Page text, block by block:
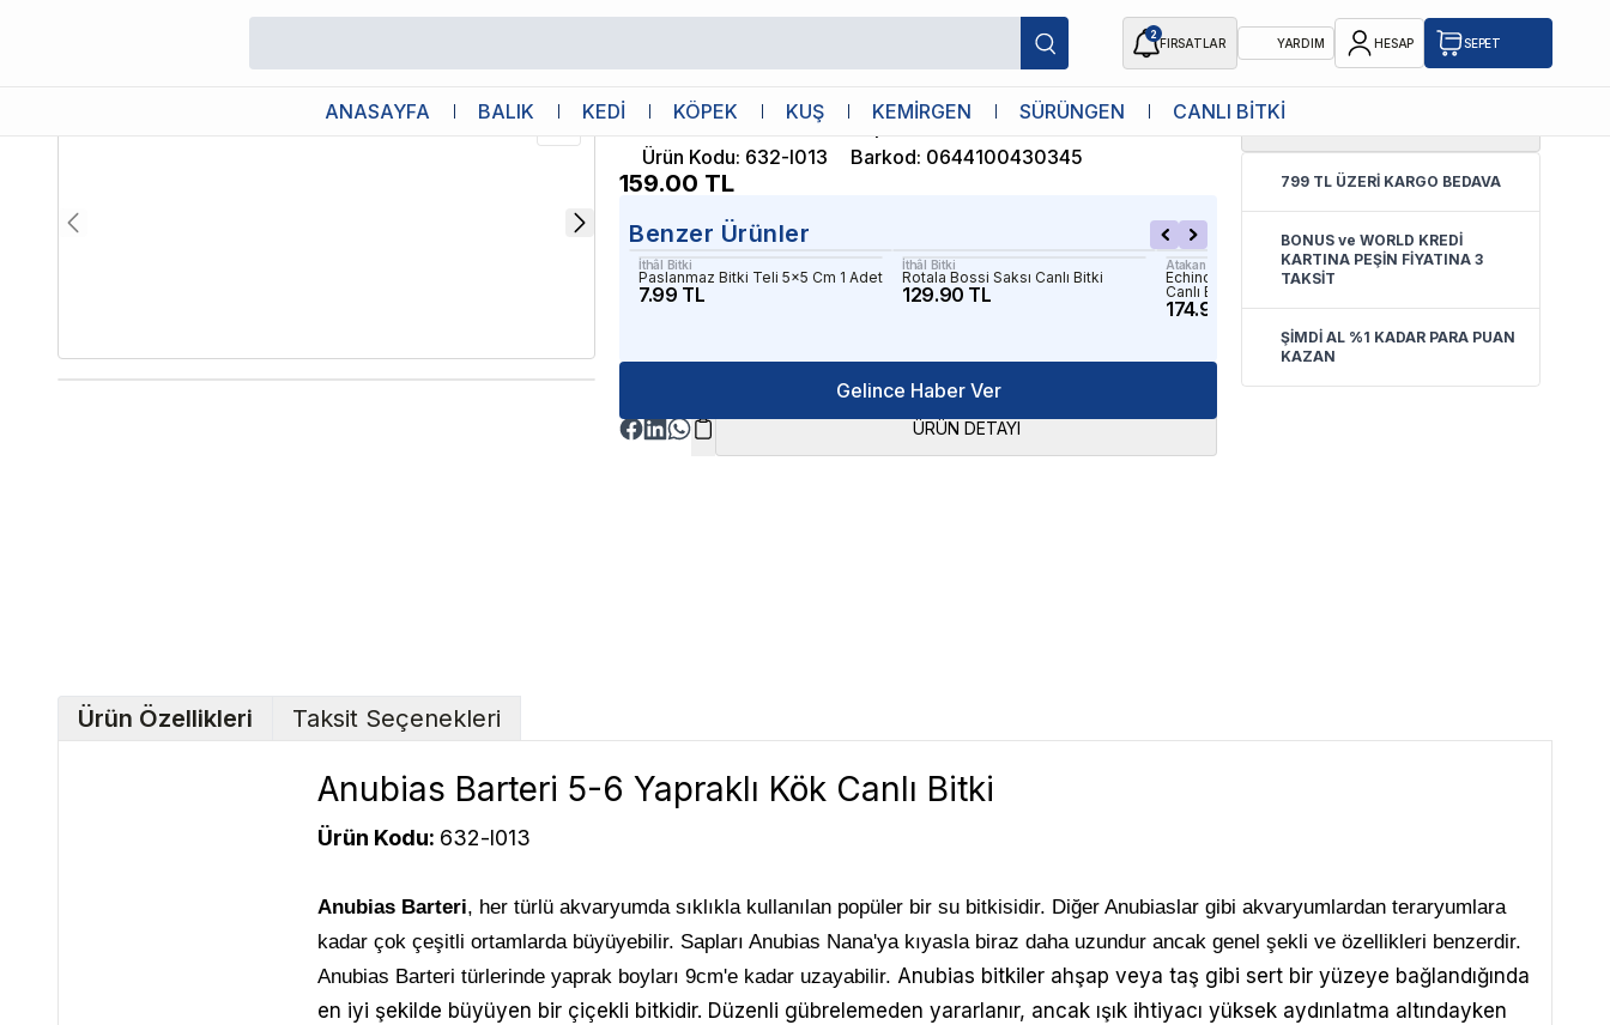
2
FIRSATLAR YARDIM HESAP SEPET
ANASAYFA BALIK KEDİ KÖPEK KUŞ KEMİRGEN SÜRÜNGEN CANLI BİTKİ
İthâl Bitki
Anubias Barteri 5-6 Yapraklı Kök Canlı Bitki
Ürün Kodu: 632-l013 Barkod: 0644100430345
159.00 TL
Benzer Ürünler
İthâl Bitki
Paslanmaz Bitki Teli 5x5 Cm 1 Adet
7.99 TL
İthâl Bitki
Rotala Bossi Saksı Canlı Bitki
129.90 TL
Atakan Petshop
Echinodorus Horemanii Red Saksı
Canlı Bitki
174.90 TL
İthâl Bitki
99.90 TL
Gelince Haber Ver
ÜRÜN DETAYI
5.0
799 TL ÜZERİ KARGO BEDAVA
BONUS ve WORLD KREDİ
KARTINA PEŞİN FİYATINA 3
TAKSİT
ŞİMDİ AL %1 KADAR PARA PUAN
KAZAN
Ürün Özellikleri Taksit Seçenekleri
Anubias Barteri 5-6 Yapraklı Kök Canlı Bitki
Ürün Kodu: 632-l013
Anubias Barteri, her türlü akvaryumda sıklıkla kullanılan popüler bir su bitkisidir. Diğer Anubiaslar gibi akvaryumlardan teraryumlara
kadar çok çeşitli ortamlarda büyüyebilir. Sapları Anubias Nana'ya kıyasla biraz daha uzundur ancak genel şekli ve özellikleri benzerdir.
Anubias Barteri türlerinde yaprak boyları 9cm'e kadar uzayabilir. Anubias bitkiler ahşap veya taş gibi sert bir yüzeye bağlandığında
en iyi şekilde büyüyen bir çiçekli bitkidir. Düzenli gübrelemeden yararlanır, ancak ışık ihtiyacı yüksek aydınlatma altındayken